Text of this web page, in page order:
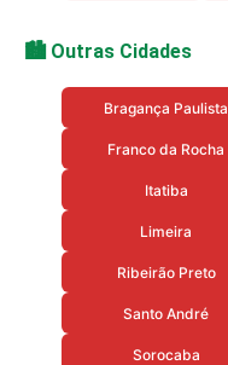
🏙️ Outras Cidades
Bragança Paulista
Franco da Rocha
Itatiba
Limeira
Ribeirão Preto
Santo André
Sorocaba